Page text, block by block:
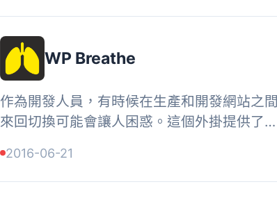
WP Breathe
作為開發人員，有時候在生產和開發網站之間
來回切換可能會讓人困惑。這個外掛提供了一
到生產網站，同時仍然允許無...
2016-06-21